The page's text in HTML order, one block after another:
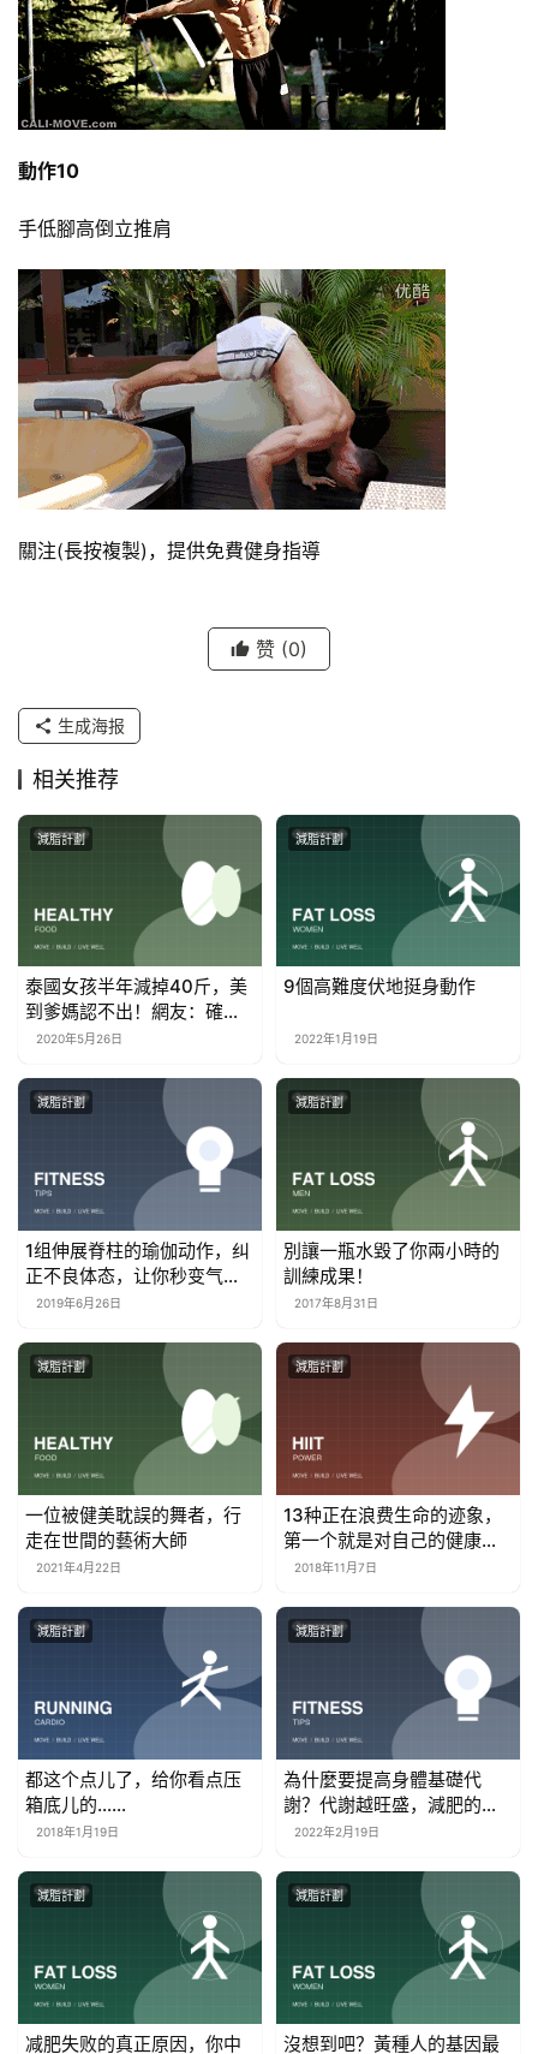
動作10
手低腳高倒立推肩
關注(長按複製)，提供免費健身指導
赞 (0)
生成海报
相关推荐
減脂計劃
泰國女孩半年減掉40斤，美
到爹媽認不出！網友：確定
是個女孩？
2020年5月26日
減脂計劃
9個高難度伏地挺身動作
2022年1月19日
減脂計劃
1组伸展脊柱的瑜伽动作，纠
正不良体态，让你秒变气质
达人
2019年6月26日
減脂計劃
別讓一瓶水毀了你兩小時的
訓練成果！
2017年8月31日
減脂計劃
一位被健美耽誤的舞者，行
走在世間的藝術大師
2021年4月22日
減脂計劃
13种正在浪费生命的迹象，
第一个就是对自己的健康不
负责！
2018年11月7日
減脂計劃
都这个点儿了，给你看点压
箱底儿的……
2018年1月19日
減脂計劃
為什麼要提高身體基礎代
謝？代謝越旺盛，減肥的速
度更快
2022年2月19日
減脂計劃
减肥失败的真正原因，你中
減脂計劃
沒想到吧？黃種人的基因最